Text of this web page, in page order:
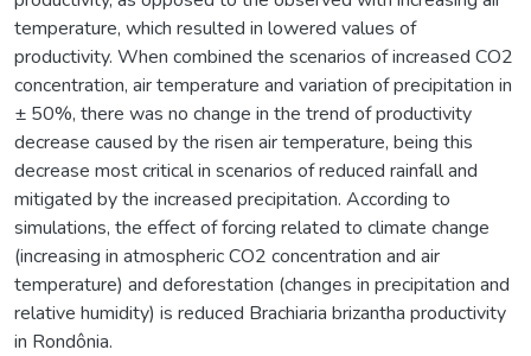
temperature, which resulted in lowered values of
productivity. When combined the scenarios of increased CO2
concentration, air temperature and variation of precipitation in
± 50%, there was no change in the trend of productivity
decrease caused by the risen air temperature, being this
decrease most critical in scenarios of reduced rainfall and
mitigated by the increased precipitation. According to
simulations, the effect of forcing related to climate change
(increasing in atmospheric CO2 concentration and air
temperature) and deforestation (changes in precipitation and
relative humidity) is reduced Brachiaria brizantha productivity
in Rondônia.